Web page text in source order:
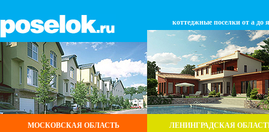
МОСКОВСКАЯ ОБЛАСТЬ
коттеджные поселки от а до я
ЛЕНИНГРАДСКАЯ